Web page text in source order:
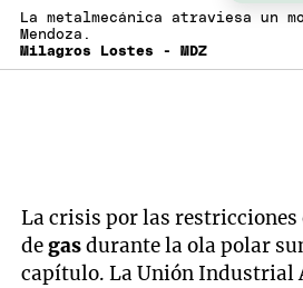
La metalmecánica atraviesa un
Mendoza.
Milagros Lostes - MDZ
La crisis por las
degasdurante la ola polar
capítulo. La Unión Industrial